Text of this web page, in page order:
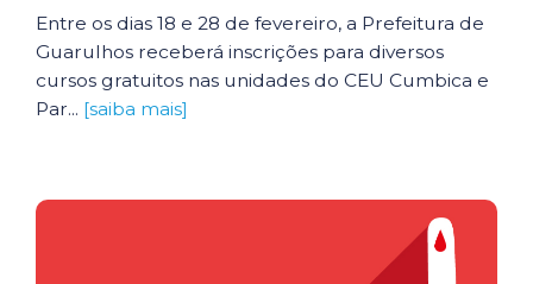
Entre os dias 18 e 28 de fevereiro, a Prefeitura de
Guarulhos receberá inscrições para diversos
cursos gratuitos nas unidades do CEU Cumbica e
Par... [saiba mais]